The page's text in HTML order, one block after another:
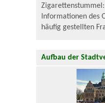
Informationen des
häufig gestellten
Aufbau der